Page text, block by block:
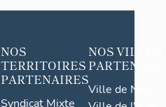
NOS
TERRITOIRES
PARTENAIRES
Syndicat Mixte
NOS VILLES
Ville de Nice